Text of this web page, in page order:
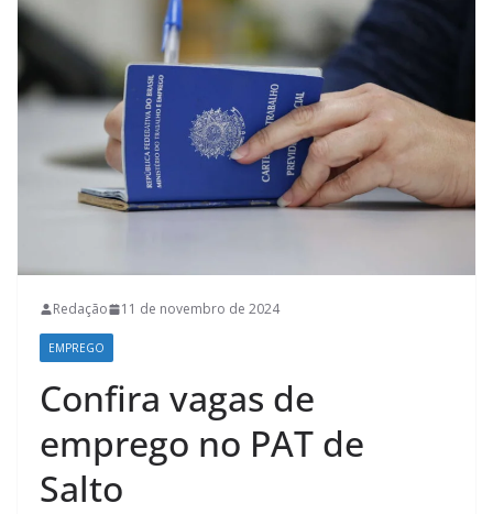
Redação 11 de novembro de 2024
EMPREGO
Confira vagas de
emprego no PAT de
Salto